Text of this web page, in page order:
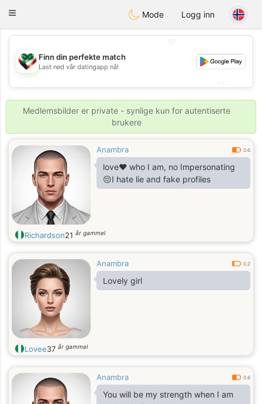
KuwaitChat
Toggle
Mode Logg inn
💖
💕
Finn din perfekte match
Last ned vår datingapp nå!
Medlemsbilder er private - synlige kun for autentiserte
brukere
Anambra 0.6
love❤️ who I am, no Impersonating
😔I hate lie and fake profiles
Richardson21 år gammel
Anambra 0.2
Lovely girl
Lovee37 år gammel
Anambra 0.6
You will be my strength when I am